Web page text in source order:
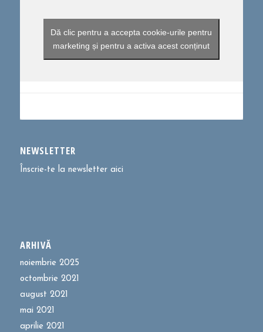
Dă clic pentru a accepta cookie-urile pentru
marketing și pentru a activa acest conținut
NEWSLETTER
Înscrie-te la newsletter aici
ARHIVĂ
noiembrie 2025
octombrie 2021
august 2021
mai 2021
aprilie 2021